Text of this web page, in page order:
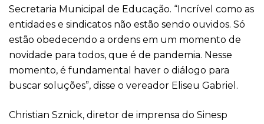
Secretaria Municipal de Educação. “Incrível como as
entidades e sindicatos não estão sendo ouvidos. Só
estão obedecendo a ordens em um momento de
novidade para todos, que é de pandemia. Nesse
momento, é fundamental haver o diálogo para
buscar soluções”, disse o vereador Eliseu Gabriel.
Christian Sznick, diretor de imprensa do Sinesp